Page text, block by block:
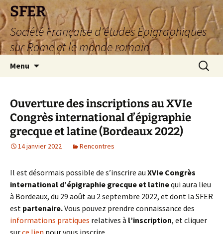
SFER
Société Française d'études Épigraphiques
sur Rome et le monde romain
Menu
Ouverture des inscriptions au XVIe
Congrès international d’épigraphie
grecque et latine (Bordeaux 2022)
14 janvier 2022 Rencontres
Il est désormais possible de s’inscrire au XVIe Congrès
international d’épigraphie grecque et latinequi aura lieu
à Bordeaux, du 29 août au 2 septembre 2022, et dont la SFER
est partenaire.Vous pouvez prendre connaissance des
informations pratiques relatives à l’inscription, et cliquer
surce lien pour vous inscrire.